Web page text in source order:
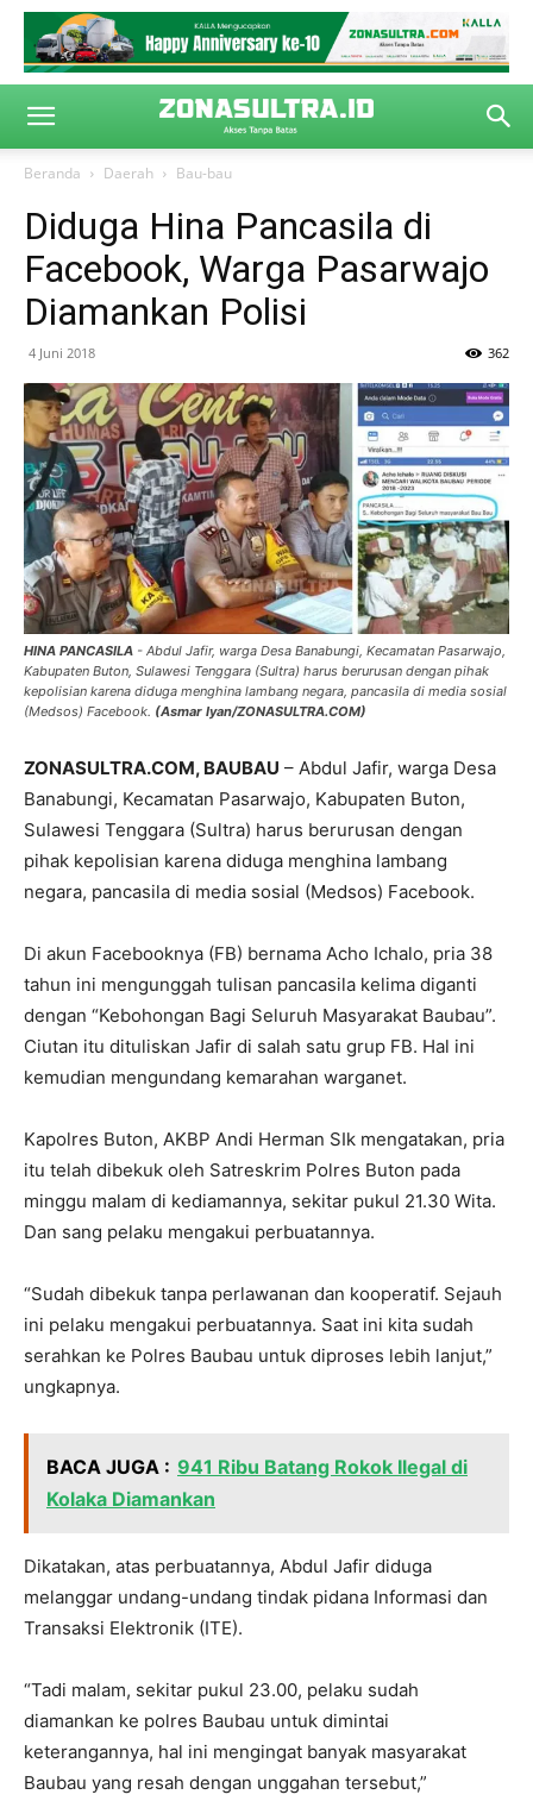
Beranda Daerah Bau-bau
Diduga Hina Pancasila di
Facebook, Warga Pasarwajo
Diamankan Polisi
4 Juni 2018 362
HINA PANCASILA - Abdul Jafir, warga Desa Banabungi, Kecamatan Pasarwajo,
Kabupaten Buton, Sulawesi Tenggara (Sultra) harus berurusan dengan pihak
kepolisian karena diduga menghina lambang negara, pancasila di media sosial
(Medsos) Facebook. (Asmar Iyan/ZONASULTRA.COM)
ZONASULTRA.COM, BAUBAU – Abdul Jafir, warga Desa
Banabungi, Kecamatan Pasarwajo, Kabupaten Buton,
Sulawesi Tenggara (Sultra) harus berurusan dengan
pihak kepolisian karena diduga menghina lambang
negara, pancasila di media sosial (Medsos) Facebook.
Di akun Facebooknya (FB) bernama Acho Ichalo, pria 38
tahun ini mengunggah tulisan pancasila kelima diganti
dengan “Kebohongan Bagi Seluruh Masyarakat Baubau”.
Ciutan itu dituliskan Jafir di salah satu grup FB. Hal ini
kemudian mengundang kemarahan warganet.
Kapolres Buton, AKBP Andi Herman SIk mengatakan, pria
itu telah dibekuk oleh Satreskrim Polres Buton pada
minggu malam di kediamannya, sekitar pukul 21.30 Wita.
Dan sang pelaku mengakui perbuatannya.
“Sudah dibekuk tanpa perlawanan dan kooperatif. Sejauh
ini pelaku mengakui perbuatannya. Saat ini kita sudah
serahkan ke Polres Baubau untuk diproses lebih lanjut,”
ungkapnya.
BACA JUGA : 941 Ribu Batang Rokok Ilegal di
Kolaka Diamankan
Dikatakan, atas perbuatannya, Abdul Jafir diduga
melanggar undang-undang tindak pidana Informasi dan
Transaksi Elektronik (ITE).
“Tadi malam, sekitar pukul 23.00, pelaku sudah
diamankan ke polres Baubau untuk dimintai
keterangannya, hal ini mengingat banyak masyarakat
Baubau yang resah dengan unggahan tersebut,”